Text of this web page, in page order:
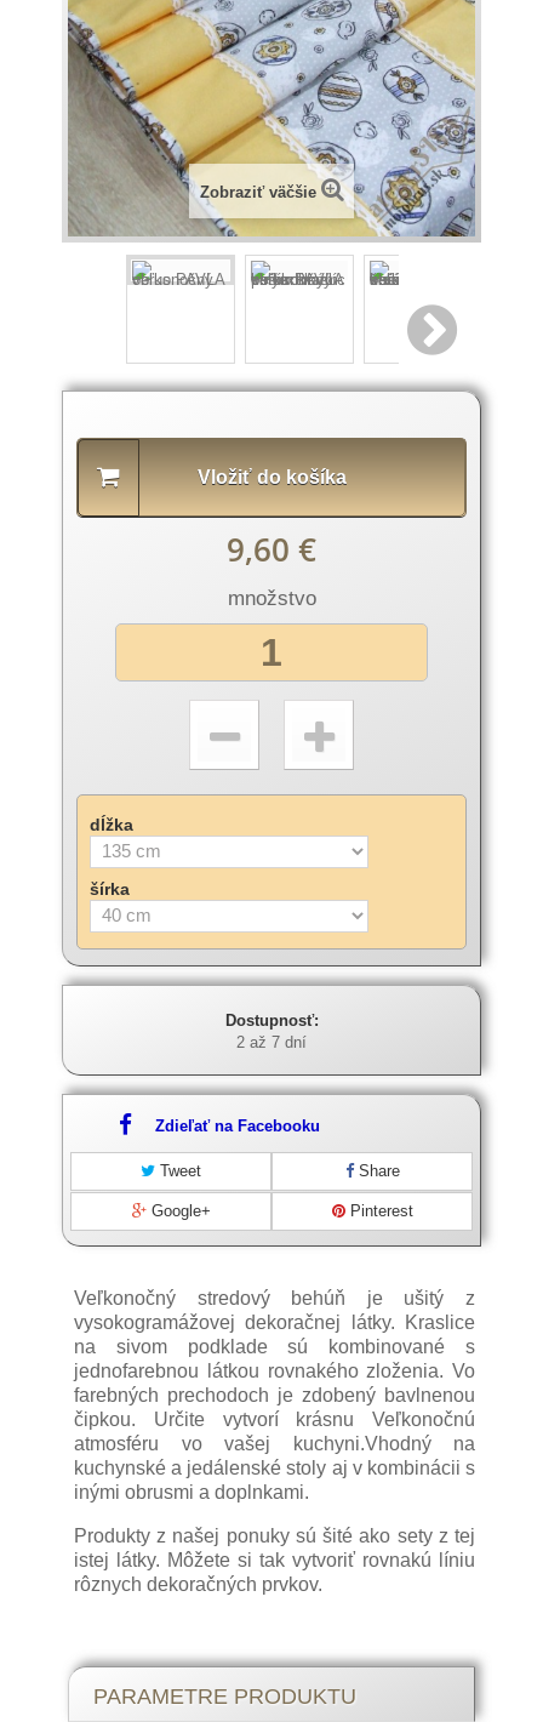
Zobraziť väčšie
Vložiť do košíka
9,60 €
množstvo
dĺžka
šírka
Dostupnosť:
2 až 7 dní
Zdieľať na Facebooku
Tweet Share
Google+ Pinterest
produktu
Veľkonočný stredový behúň je ušitý z
vysokogramážovej dekoračnej látky. Kraslice
na sivom podklade sú kombinované s
jednofarebnou látkou rovnakého zloženia. Vo
farebných prechodoch je zdobený bavlnenou
čipkou. Určite vytvorí krásnu Veľkonočnú
atmosféru vo vašej kuchyni.Vhodný na
kuchynské a jedálenské stoly aj v kombinácii s
inými obrusmi a doplnkami.
Produkty z našej ponuky sú šité ako sety z tej
istej látky. Môžete si tak vytvoriť rovnakú líniu
rôznych dekoračných prvkov.
Veľkonočné symboly
PARAMETRE PRODUKTU